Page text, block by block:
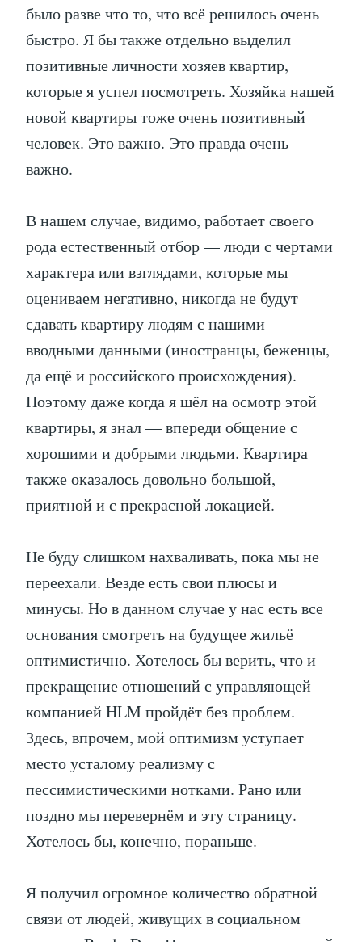
было разве что то, что всё решилось очень
быстро. Я бы также отдельно выделил
позитивные личности хозяев квартир,
которые я успел посмотреть. Хозяйка нашей
новой квартиры тоже очень позитивный
человек. Это важно. Это правда очень
важно.
В нашем случае, видимо, работает своего
рода естественный отбор — люди с чертами
характера или взглядами, которые мы
оцениваем негативно, никогда не будут
сдавать квартиру людям с нашими
вводными данными (иностранцы, беженцы,
да ещё и российского происхождения).
Поэтому даже когда я шёл на осмотр этой
квартиры, я знал — впереди общение с
хорошими и добрыми людьми. Квартира
также оказалось довольно большой,
приятной и с прекрасной локацией.
Не буду слишком нахваливать, пока мы не
переехали. Везде есть свои плюсы и
минусы. Но в данном случае у нас есть все
основания смотреть на будущее жильё
оптимистично. Хотелось бы верить, что и
прекращение отношений с управляющей
компанией HLM пройдёт без проблем.
Здесь, впрочем, мой оптимизм уступает
место усталому реализму с
пессимистическими нотками. Рано или
поздно мы перевернём и эту страницу.
Хотелось бы, конечно, пораньше.
Я получил огромное количество обратной
связи от людей, живущих в социальном